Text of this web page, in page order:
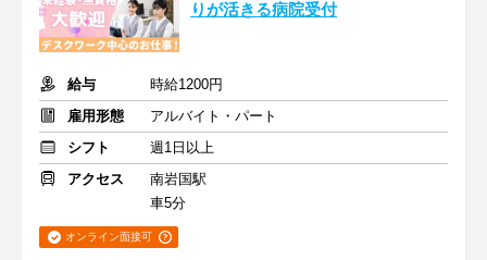
りが活きる病院受付
給与
時給1200円
雇用形態
アルバイト・パート
シフト
週1日以上
アクセス
南岩国駅
車5分
オンライン面接可